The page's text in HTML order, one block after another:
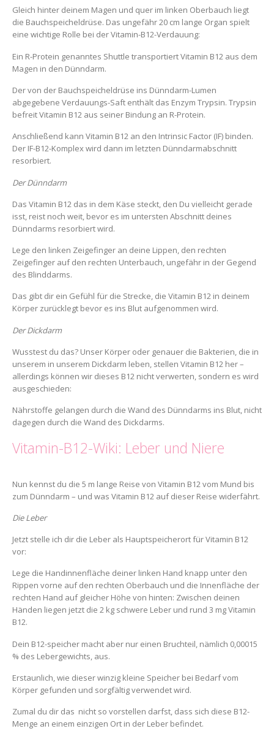
Gleich hinter deinem Magen und quer im linken Oberbauch liegt
die Bauchspeicheldrüse. Das ungefähr 20 cm lange Organ spielt
eine wichtige Rolle bei der Vitamin-B12-Verdauung:
Ein R-Protein genanntes Shuttle transportiert Vitamin B12 aus dem
Magen in den Dünndarm.
Der von der Bauchspeicheldrüse ins Dünndarm-Lumen
abgegebene Verdauungs-Saft enthält das Enzym Trypsin. Trypsin
befreit Vitamin B12 aus seiner Bindung an R-Protein.
Anschließend kann Vitamin B12 an den Intrinsic Factor (IF) binden.
Der IF-B12-Komplex wird dann im letzten Dünndarmabschnitt
resorbiert.
Der Dünndarm
Das Vitamin B12 das in dem Käse steckt, den Du vielleicht gerade
isst, reist noch weit, bevor es im untersten Abschnitt deines
Dünndarms resorbiert wird.
Lege den linken Zeigefinger an deine Lippen, den rechten
Zeigefinger auf den rechten Unterbauch, ungefähr in der Gegend
des Blinddarms.
Das gibt dir ein Gefühl für die Strecke, die Vitamin B12 in deinem
Körper zurücklegt bevor es ins Blut aufgenommen wird.
Der Dickdarm
Wusstest du das? Unser Körper oder genauer die Bakterien, die in
unserem in unserem Dickdarm leben, stellen Vitamin B12 her –
allerdings können wir dieses B12 nicht verwerten, sondern es wird
ausgeschieden:
Nährstoffe gelangen durch die Wand des Dünndarms ins Blut, nicht
dagegen durch die Wand des Dickdarms.
Vitamin-B12-Wiki: Leber und Niere
Nun kennst du die 5 m lange Reise von Vitamin B12 vom Mund bis
zum Dünndarm – und was Vitamin B12 auf dieser Reise widerfährt.
Die Leber
Jetzt stelle ich dir die Leber als Hauptspeicherort für Vitamin B12
vor:
Lege die Handinnenfläche deiner linken Hand knapp unter den
Rippen vorne auf den rechten Oberbauch und die Innenfläche der
rechten Hand auf gleicher Höhe von hinten: Zwischen deinen
Händen liegen jetzt die 2 kg schwere Leber und rund 3 mg Vitamin
B12.
Dein B12-speicher macht aber nur einen Bruchteil, nämlich 0,00015
% des Lebergewichts, aus.
Erstaunlich, wie dieser winzig kleine Speicher bei Bedarf vom
Körper gefunden und sorgfältig verwendet wird.
Zumal du dir das nicht so vorstellen darfst, dass sich diese B12-
Menge an einem einzigen Ort in der Leber befindet.